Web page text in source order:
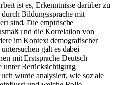
ist es, Erkenntnisse darüber zu
Bildungssprache mit
sind. Die empirische
und die Korrelation von
im Kontext demografischer
galt es dabei
mit Erstsprache Deutsch
unter Berücksichtigung
wurde analysiert, wie soziale